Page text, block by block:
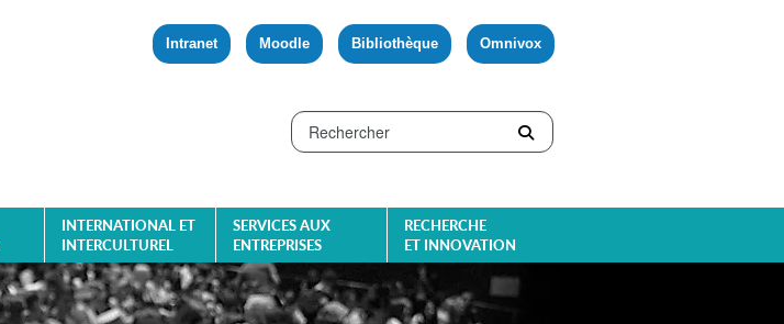
Intranet Moodle Bibliothèque Omnivox
INTERNATIONAL ET
INTERCULTUREL
SERVICES AUX
ENTREPRISES
RECHERCHE
ET INNOVATION